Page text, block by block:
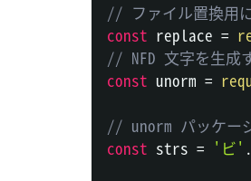
// ファイル置換用
const replace =
// NFD 文字を生成
const unorm =
// unorm パッケー
const strs = 'ビ' .